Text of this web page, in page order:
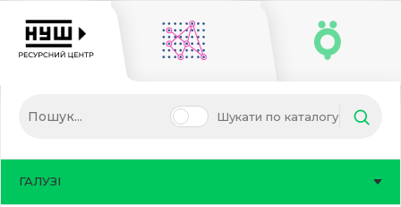
Шукати по каталогу
ГАЛУЗІ